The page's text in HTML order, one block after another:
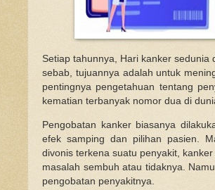
Setiap tahunnya, Hari kanker
sebab, tujuannya adalah untuk
pentingnya pengetahuan tentang
kematian terbanyak nomor dua di
Pengobatan kanker biasanya
efek samping dan pilihan pasien.
divonis terkena suatu penyakit,
masalah sembuh atau tidaknya.
pengobatan penyakitnya.